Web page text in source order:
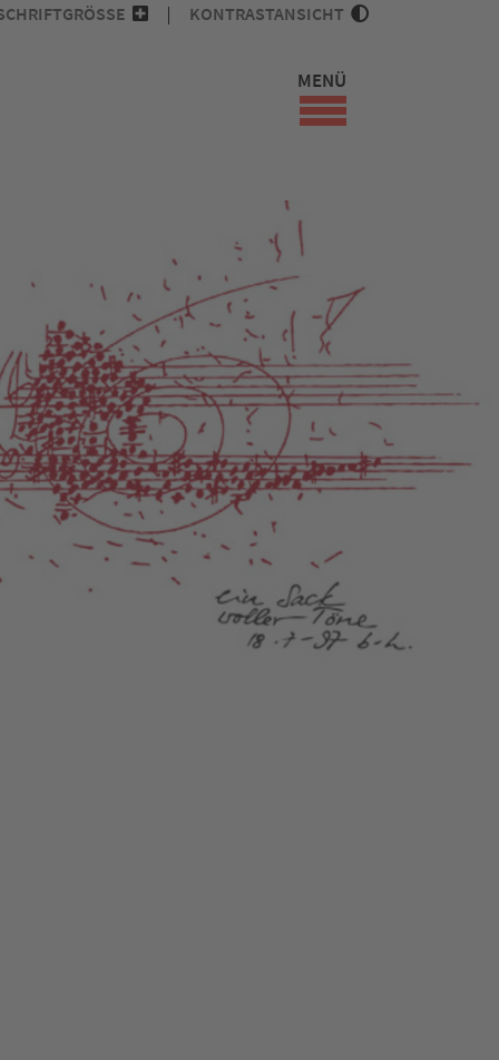
KONTRASTANSICHT
MENÜ